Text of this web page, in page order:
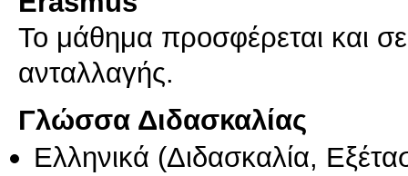
Το μάθημα προσφέρεται και
ανταλλαγής.
Γλώσσα Διδασκαλίας
Ελληνικά (Διδασκαλία,